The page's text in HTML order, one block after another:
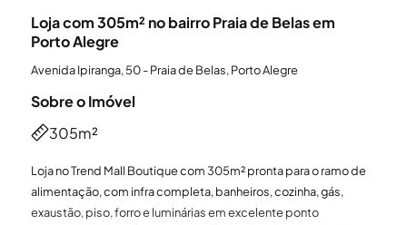
Loja com 305m² no bairro Praia de Belas em
Porto Alegre
Avenida Ipiranga, 50 - Praia de Belas, Porto Alegre
Sobre o Imóvel
305m²
Loja no Trend Mall Boutique com 305m² pronta para o ramo de
alimentação, com infra completa, banheiros, cozinha, gás,
exaustão, piso, forro e luminárias em excelente ponto